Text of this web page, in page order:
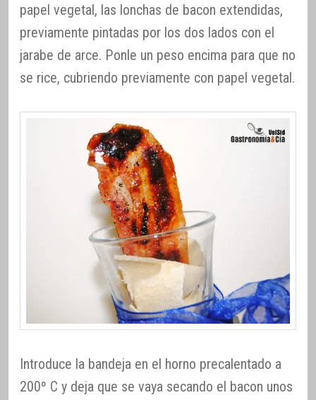
papel vegetal, las lonchas de bacon extendidas,
previamente pintadas por los dos lados con el
jarabe de arce. Ponle un peso encima para que no
se rice, cubriendo previamente con papel vegetal.
Introduce la bandeja en el horno precalentado a
200º C y deja que se vaya secando el bacon unos